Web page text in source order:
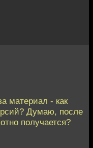
материал - как
Думаю, после
получается?